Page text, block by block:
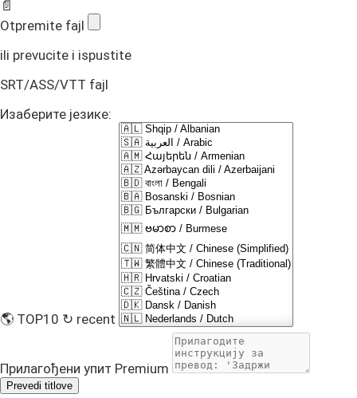
📄
Otpremite fajl
ili prevucite i ispustite
SRT/ASS/VTT fajl
Изаберите језике:
🌎 TOP10 ↻ recent
Прилагођени упит Premium
Prevedi titlove